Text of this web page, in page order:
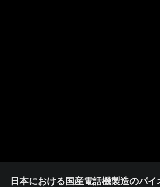
日本における国産電話機製造のパ